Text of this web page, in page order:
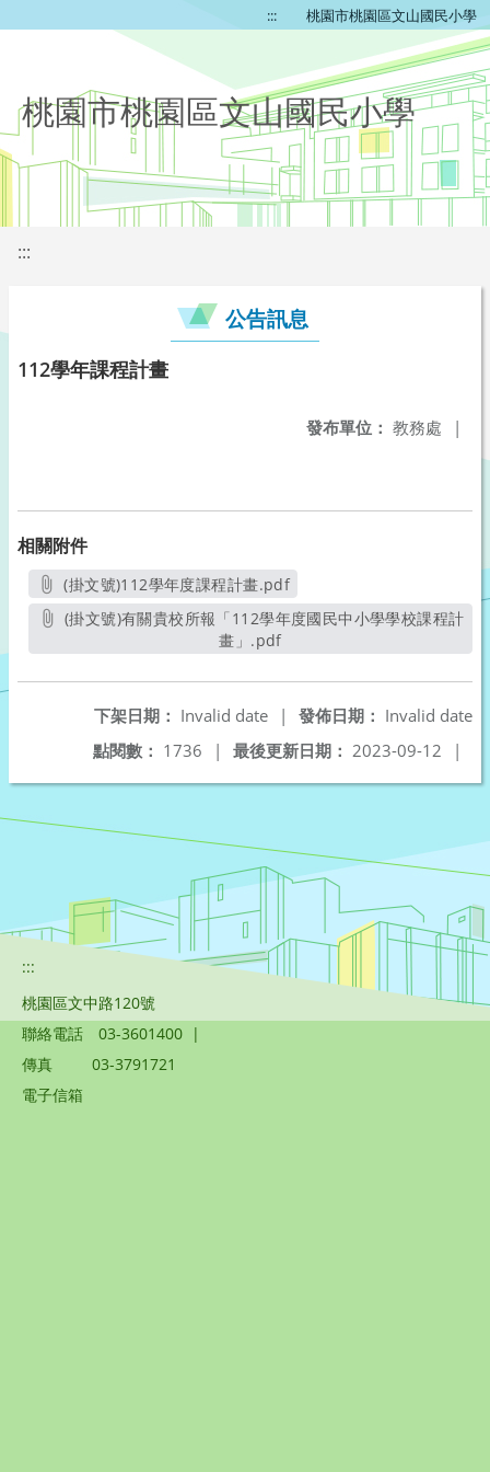
::: 桃園市桃園區文山國民小學
桃園市桃園區文山國民小學
:::
公告訊息
112學年課程計畫
發布單位： 教務處 |
相關附件
(掛文號)112學年度課程計畫.pdf
另開新視窗
畫」.pdf另開新視窗
發佈日期： Invalid date
下架日期： Invalid date
|
最後更新日期： 2023-09-12 |
點閱數： 1736 |
:::
桃園區文中路120號
聯絡電話
03-3601400 |
傳真
03-3791721
電子信箱